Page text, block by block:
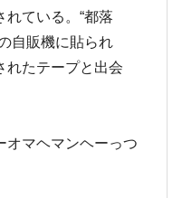
ている。“都落
自販機に貼られ
れたテープと出会
オマヘマンヘーっつ